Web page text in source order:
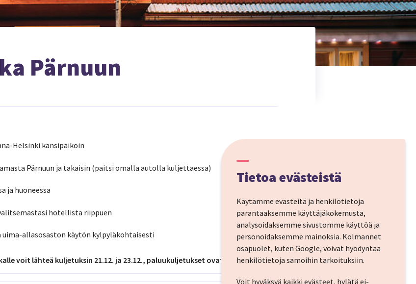
Pärnuun
Helsinki kansipaikoin
Pärnuun ja takaisin (paitsi omalla autolla kuljettaessa)
ja huoneessa
hotellista riippuen
uima-allasosaston käytön kylpyläkohtaisesti
voit lähteä kuljetuksin 21.12. ja 23.12., paluukuljetukset ovat 26.12. ja 28.12.
Tietoa evästeistä
Käytämme evästeitä ja henkilötietoja
parantaaksemme käyttäjäkokemusta,
analysoidaksemme sivustomme käyttöä ja
personoidaksemme mainoksia. Kolmannet
osapuolet, kuten Google, voivat hyödyntää
henkilötietoja samoihin tarkoituksiin.
Voit hyväksyä kaikki evästeet, hylätä ei-